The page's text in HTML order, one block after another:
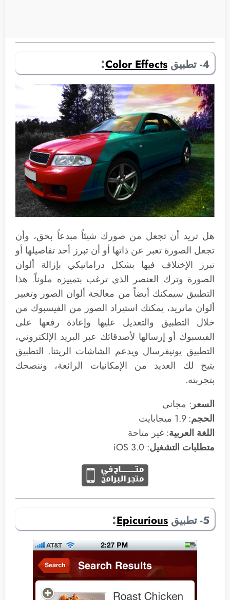
4- تطبيق Color Effects
:
هل تريد أن تجعل من صورك شيئاً مبدعاً بحق، وأن
تجعل الصورة تعبر عن ذاتها أو أن تبرز أحد تفاصيلها أو
تبرز الإختلاف فيها بشكل دراماتيكي بإزالة ألوان
الصورة وترك العنصر الذي ترغب بتمييزه ملوناً. هذا
التطبيق سيمكنك أيضاً من معالجة ألوان الصور وتغيير
ألوان ماتريد، يمكنك استيراد الصور من الفيسبوك من
خلال التطبيق والتعديل عليها وإعادة رفعها على
الفيسبوك أو إرسالها لأصدقائك عبر البريد الإلكتروني،
التطبيق يونيفرسال ويدعم الشاشات الريتنا. التطبيق
يتيح لك العديد من الإمكانيات الرائعة، وننصحك
بتجربته.
السعر: مجاني
الحجم: 1.9 ميجابايت
اللغة العربية: غير متاحة
متطلبات التشغيل: 3.0 iOS
5- تطبيق Epicurious
: